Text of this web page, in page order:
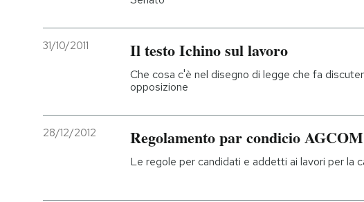
31/10/2011 Il testo Ichino sul lavoro
Che cosa c'è nel disegno di legge che fa
opposizione
28/12/2012 Regolamento par condicio
Le regole per candidati e addetti ai lavori per la